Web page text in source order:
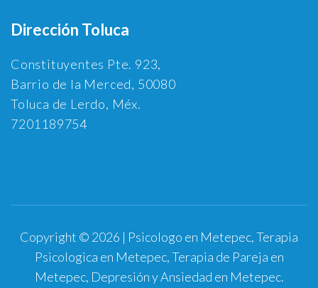
Dirección Toluca
Constituyentes Pte. 923,
Barrio de la Merced, 50080
Toluca de Lerdo, Méx.
7201189754
Copyright © 2026 | Psicologo en Metepec, Terapia
Psicologica en Metepec, Terapia de Pareja en
Metepec, Depresión y Ansiedad en Metepec.